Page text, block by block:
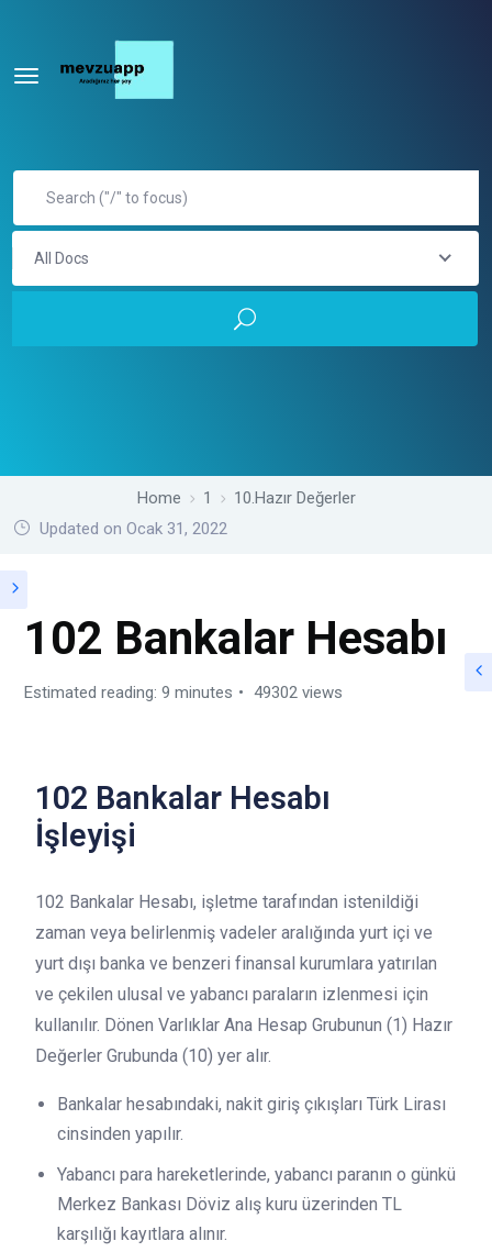
All Docs
Home 1
10.Hazır Değerler
Updated on Ocak 31, 2022
102 Bankalar Hesabı
Estimated reading: 9 minutes 49302 views
102 Bankalar Hesabı
İşleyişi
102 Bankalar Hesabı, işletme tarafından istenildiği
zaman veya belirlenmiş vadeler aralığında yurt içi ve
yurt dışı banka ve benzeri finansal kurumlara yatırılan
ve çekilen ulusal ve yabancı paraların izlenmesi için
kullanılır. Dönen Varlıklar Ana Hesap Grubunun (1) Hazır
Değerler Grubunda (10) yer alır.
Bankalar hesabındaki, nakit giriş çıkışları Türk Lirası
cinsinden yapılır.
Yabancı para hareketlerinde, yabancı paranın o günkü
Merkez Bankası Döviz alış kuru üzerinden TL
karşılığı kayıtlara alınır.